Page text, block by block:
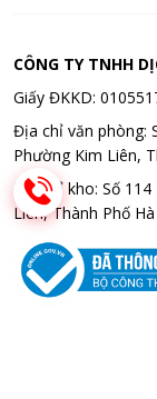
CÔNG TY TNHH
Giấy ĐKKD:
Địa chỉ văn phòng:
Phường Kim Liên,
Địa chỉ kho: Số
Liên, Thành Phố